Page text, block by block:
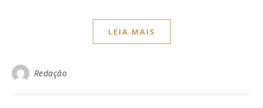
LEIA MAIS
Redação